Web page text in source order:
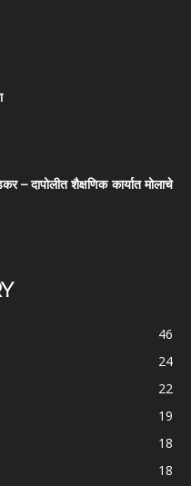
– दापोलीत शैक्षणिक कार्यात मोलाचे
46
24
22
19
18
18